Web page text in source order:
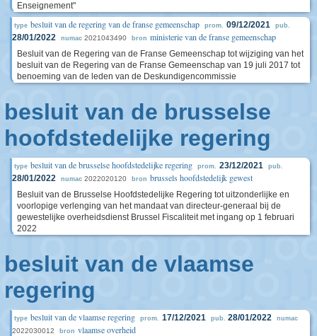
Enseignement"
type besluit van de regering van de franse gemeenschap prom. 09/12/2021 pub.
28/01/2022 numac 2021043490 bron ministerie van de franse gemeenschap
Besluit van de Regering van de Franse Gemeenschap tot wijziging van het
besluit van de Regering van de Franse Gemeenschap van 19 juli 2017 tot
benoeming van de leden van de Deskundigencommissie
besluit van de brusselse
hoofdstedelijke regering
type besluit van de brusselse hoofdstedelijke regering prom. 23/12/2021 pub.
28/01/2022 numac 2022020120 bron brussels hoofdstedelijk gewest
Besluit van de Brusselse Hoofdstedelijke Regering tot uitzonderlijke en
voorlopige verlenging van het mandaat van directeur-generaal bij de
gewestelijke overheidsdienst Brussel Fiscaliteit met ingang op 1 februari
2022
besluit van de vlaamse
regering
type besluit van de vlaamse regering prom. 17/12/2021 pub. 28/01/2022 numac
2022030012 bron vlaamse overheid